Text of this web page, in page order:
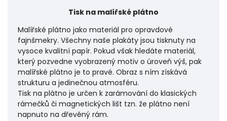
Tisk na malířské plátno
Malířské plátno jako materiál pro opravdové
fajnšmekry. Všechny naše plakáty jsou tisknuty na
vysoce kvalitní papír. Pokud však hledáte materiál,
který pozvedne vyobrazený motiv o úroveň výš, pak
malířské plátno je to pravé. Obraz s ním získává
strukturu a jedinečnou atmosféru.
Tisk na plátno je určen k zarámování do klasických
rámečků či magnetických lišt tzn. že plátno není
napnuto na dřevěný rám.